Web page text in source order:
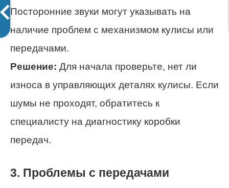
Посторонние звуки могут указывать на
наличие проблем с механизмом кулисы или
передачами.
Решение: Для начала проверьте, нет ли
износа в управляющих деталях кулисы. Если
шумы не проходят, обратитесь к
специалисту на диагностику коробки
передач.
3. Проблемы с передачами